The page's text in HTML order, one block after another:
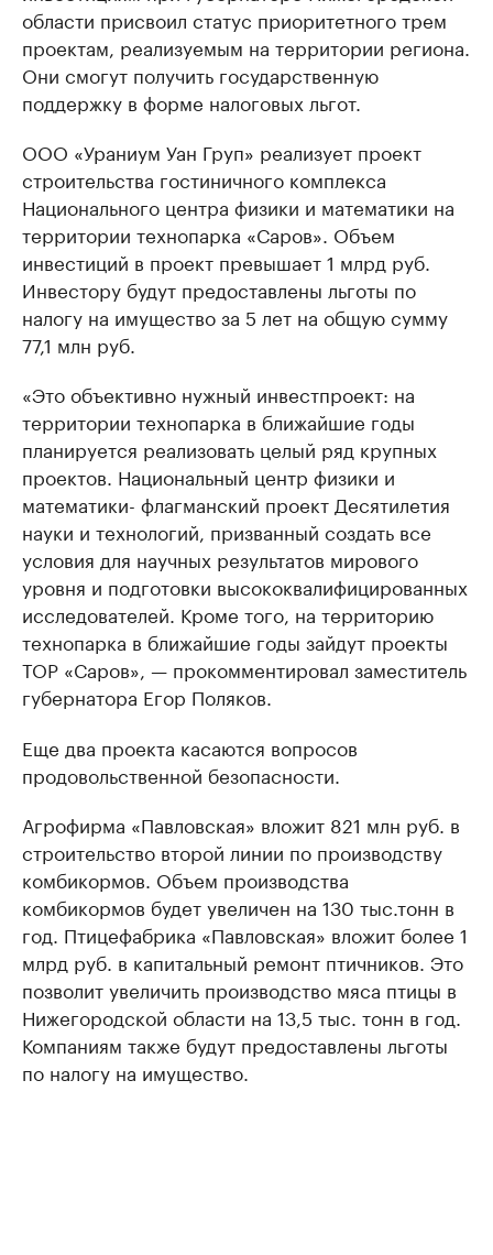
области присвоил статус приоритетного трем
проектам, реализуемым на территории региона.
Они смогут получить государственную
поддержку в форме налоговых льгот.
ООО «Ураниум Уан Груп» реализует проект
строительства гостиничного комплекса
Национального центра физики и математики на
территории технопарка «Саров». Объем
инвестиций в проект превышает 1 млрд руб.
Инвестору будут предоставлены льготы по
налогу на имущество за 5 лет на общую сумму
77,1 млн руб.
«Это объективно нужный инвестпроект: на
территории технопарка в ближайшие годы
планируется реализовать целый ряд крупных
проектов. Национальный центр физики и
математики- флагманский проект Десятилетия
науки и технологий, призванный создать все
условия для научных результатов мирового
уровня и подготовки высококвалифицированных
исследователей. Кроме того, на территорию
технопарка в ближайшие годы зайдут проекты
ТОР «Саров», — прокомментировал заместитель
губернатора Егор Поляков.
Еще два проекта касаются вопросов
продовольственной безопасности.
Агрофирма «Павловская» вложит 821 млн руб. в
строительство второй линии по производству
комбикормов. Объем производства
комбикормов будет увеличен на 130 тыс.тонн в
год. Птицефабрика «Павловская» вложит более 1
млрд руб. в капитальный ремонт птичников. Это
позволит увеличить производство мяса птицы в
Нижегородской области на 13,5 тыс. тонн в год.
Компаниям также будут предоставлены льготы
по налогу на имущество.